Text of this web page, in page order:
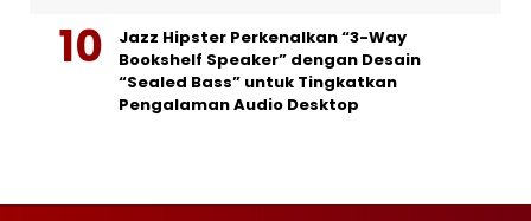
Jazz Hipster Perkenalkan “3-Way
Bookshelf Speaker” dengan Desain
“Sealed Bass” untuk Tingkatkan
Pengalaman Audio Desktop